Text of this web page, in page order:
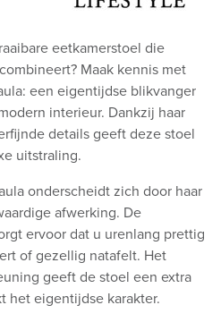
eetkamerstoel die
Maak kennis met
een eigentijdse blikvanger
interieur. Dankzij haar
details geeft deze stoel
uitstraling.
onderscheidt zich door haar
afwerking. De
ervoor dat u urenlang prettig
of gezellig natafelt. Het
geeft de stoel een extra
het eigentijdse karakter.